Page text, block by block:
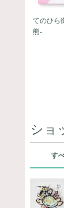
てのひら
熊-
ショ
す